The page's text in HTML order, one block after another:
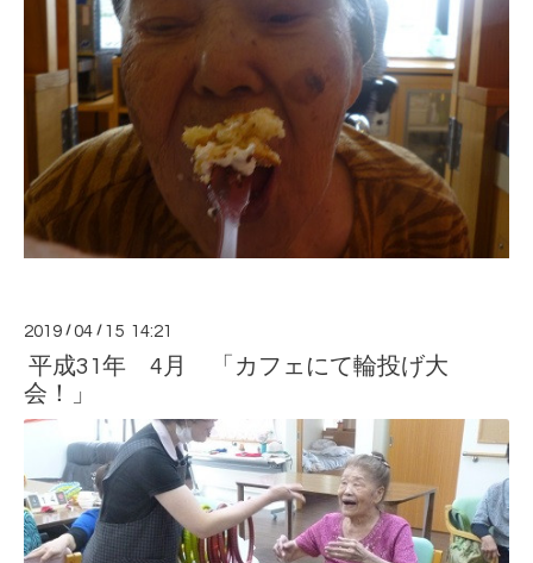
2019 /04 / 15 14:21
平成31年 4月 「カフェにて輪投げ大
会！」